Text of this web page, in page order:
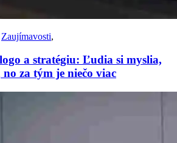
Zaujímavosti,
a stratégiu: Ľudia si myslia,
za tým je niečo viac